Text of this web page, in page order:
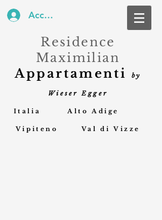
Accedi
Residence
Maximilian
Appartamenti
by
Wieser Egge r
Italia Alto Adige
Vipiteno Val di Vizze